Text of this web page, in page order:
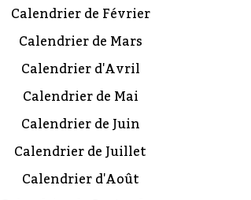
Calendrier de Février
Calendrier de Mars
Calendrier d'Avril
Calendrier de Mai
Calendrier de Juin
Calendrier de Juillet
Calendrier d'Août